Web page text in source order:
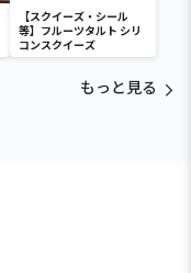
【スクイーズ・シール
等】フルーツタルト シリ
コンスクイーズ
もっと見る